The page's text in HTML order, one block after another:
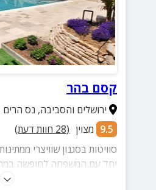
קסם בהר
ירושלים והסביבה, נס הרים
9.5 מצוין (
28 חוות דעת)
סוויטות בסגנון שוויצרי
יחד עם המשפחה לחופשה
חצר ופינת ישיבה המשקיפה